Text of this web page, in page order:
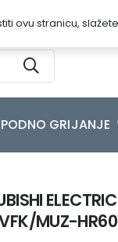
PODNO GRIJANJE
MUZ-
ovu stranicu,